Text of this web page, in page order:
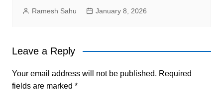
Ramesh Sahu January 8, 2026
Leave a Reply
Your email address will not be published. Required
fields are marked *